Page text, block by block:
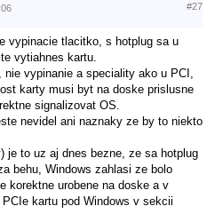
#27
vypinacie tlacitko, s hotplug sa u
vytiahnes kartu.
vypinanie a speciality ako u PCI,
karty musi byt na doske prislusne
signalizovat OS.
nevidel ani naznaky ze by to niekto
je to uz aj dnes bezne, ze sa hotplug
behu, Windows zahlasi ze bolo
korektne urobene na doske a v
kartu pod Windows v sekcii